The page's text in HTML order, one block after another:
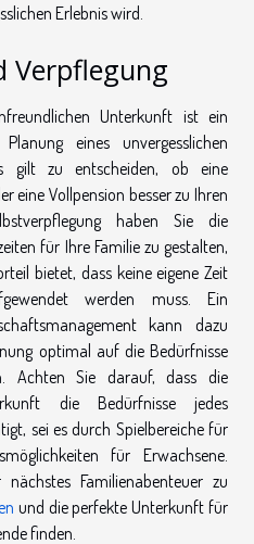
Erlebnis wird.
Verpflegung
Unterkunft ist ein
eines unvergesslichen
gilt zu entscheiden, ob eine
eine Vollpension besser zu Ihren
haben Sie die
für Ihre Familie zu gestalten,
bietet, dass keine eigene Zeit
werden muss. Ein
kann dazu
optimal auf die Bedürfnisse
Achten Sie darauf, dass die
die Bedürfnisse jedes
sei es durch Spielbereiche für
für Erwachsene.
Familienabenteuer zu
und die perfekte Unterkunft für
finden.